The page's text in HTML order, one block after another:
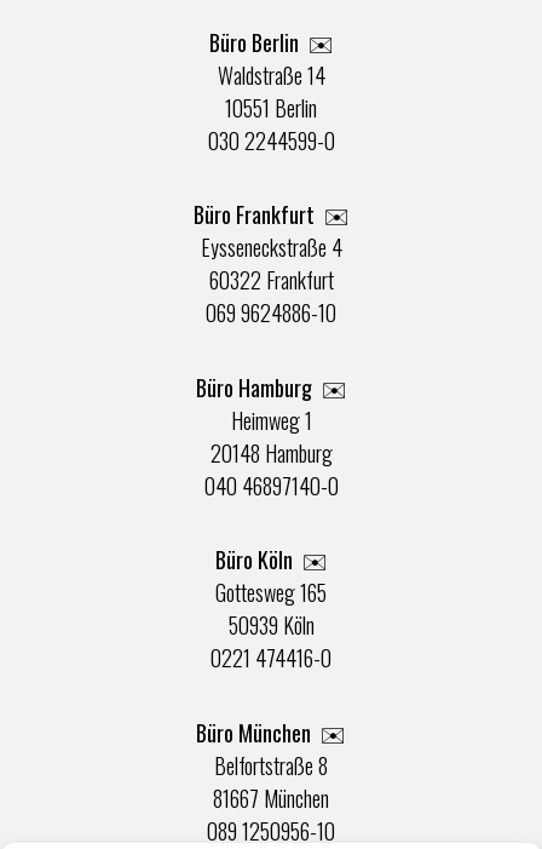
Büro Berlin ✉️
Waldstraße 14
10551 Berlin
030 2244599-0
Büro Frankfurt ✉️
Eysseneckstraße 4
60322 Frankfurt
069 9624886-10
Büro Hamburg ✉️
Heimweg 1
20148 Hamburg
040 46897140-0
Büro Köln ✉️
Gottesweg 165
50939 Köln
0221 474416-0
Büro München ✉️
Belfortstraße 8
81667 München
089 1250956-10